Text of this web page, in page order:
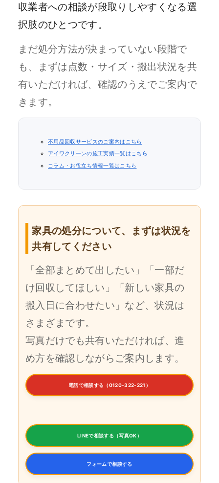
収業者への相談が段取りしやすくなる選
択肢のひとつです。
まだ処分方法が決まっていない段階で
も、まずは点数・サイズ・搬出状況を共
有いただければ、確認のうえでご案内で
きます。
不用品回収サービスのご案内はこちら
アイワクリーンの施工実績一覧はこちら
コラム・お役立ち情報一覧はこちら
家具の処分について、まずは状況を
共有してください
「全部まとめて出したい」「一部だ
け回収してほしい」「新しい家具の
搬入日に合わせたい」など、状況は
さまざまです。
写真だけでも共有いただければ、進
め方を確認しながらご案内します。
電話で相談する（0120-322-221）
LINEで相談する（写真OK）
フォームで相談する